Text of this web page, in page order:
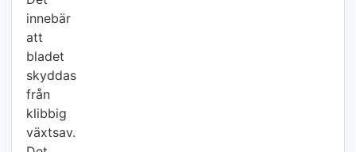
innebär
att
bladet
skyddas
från
klibbig
växtsav.